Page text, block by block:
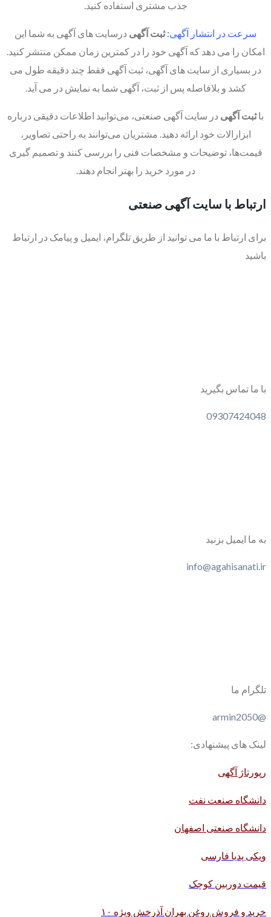
جذب مشتری استفاده کنید.
سرعت در انتشار آگهی: ثبت آگهی درسایت های آگهی به شما این
امکان را می دهد که آگهی خود را در کمترین زمان ممکن منتشر کنید.
در بسیاری از سایت های آگهی، ثبت آگهی فقط چند دقیقه طول می
کشد و بلافاصله پس از ثبت، آگهی شما به نمایش در می آید.
باثبت آگهی در سایت‌ آگهی صنعتی، می‌توانید اطلاعات دقیقی درباره
ابزارالات خود ارائه دهید. مشتریان می‌توانند به راحتی تصاویر،
قیمت‌ها، توضیحات و مشخصات فنی را بررسی کنند و تصمیم گیری
در مورد خرید را بهتر انجام دهند.
ارتباط با سایت آگهی صنعتی
برای ارتباط با ما می توانید از طریق تلگرام، ایمیل و پیامک در ارتباط
باشید
با ما تماس بگیرید
09307424048
به ما ایمیل بزنید
info@agahisanati.ir
تلگرام ما
@armin2050
لینک های پیشنهادی:
رپورتاژ آگهی
دانشگاه صنعت نفت
دانشگاه صنعتی اصفهان
ویکی پدیا فارسی
قیمت دوربین کوچک
خرید و فروش روغن بهران آذرخش ویژه ۱۰